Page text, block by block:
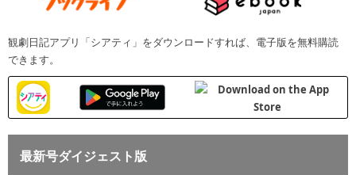
観劇日記アプリ「シアティ」をダウンロードすれば、電子版を無料購読
できます。
最新号ダイジェスト版